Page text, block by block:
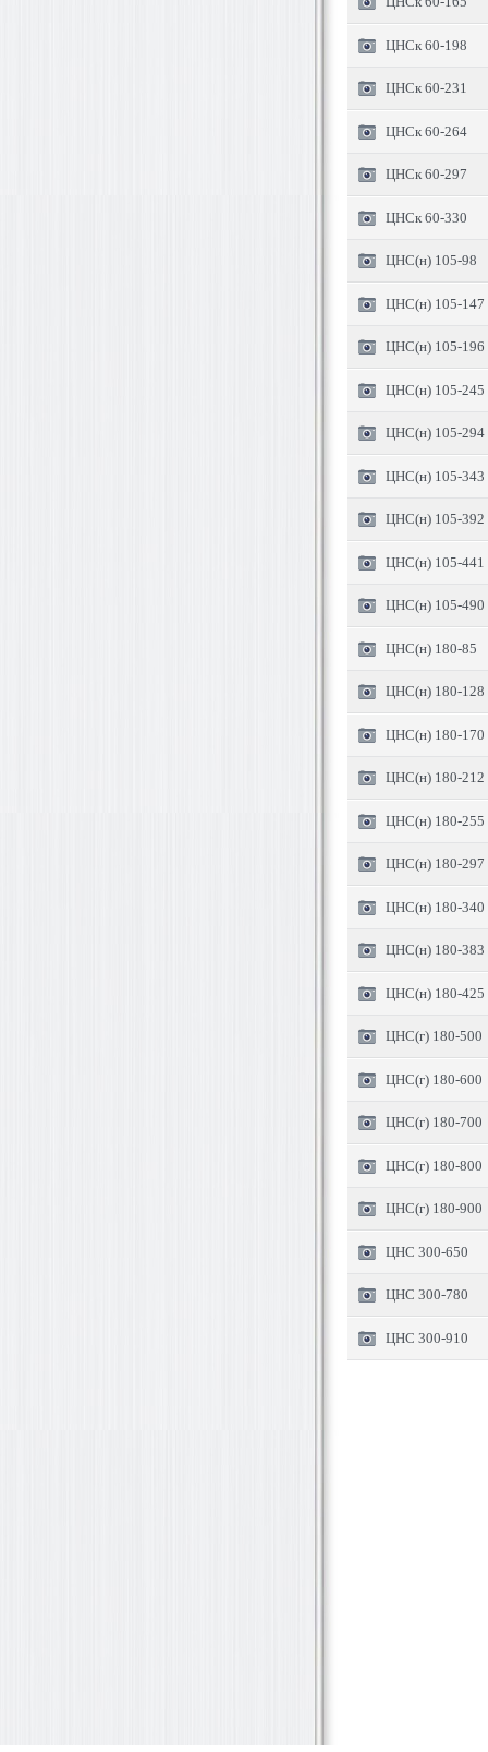
ЦНСк 60-198
ЦНСк 60-231
ЦНСк 60-264
ЦНСк 60-297
ЦНСк 60-330
ЦНС(н) 105-98
ЦНС(н) 105-147
ЦНС(н) 105-196
ЦНС(н) 105-245
ЦНС(н) 105-294
ЦНС(н) 105-343
ЦНС(н) 105-392
ЦНС(н) 105-441
ЦНС(н) 105-490
ЦНС(н) 180-85
ЦНС(н) 180-128
ЦНС(н) 180-170
ЦНС(н) 180-212
ЦНС(н) 180-255
ЦНС(н) 180-297
ЦНС(н) 180-340
ЦНС(н) 180-383
ЦНС(н) 180-425
ЦНС(г) 180-500
ЦНС(г) 180-600
ЦНС(г) 180-700
ЦНС(г) 180-800
ЦНС(г) 180-900
ЦНС 300-650
ЦНС 300-780
ЦНС 300-910